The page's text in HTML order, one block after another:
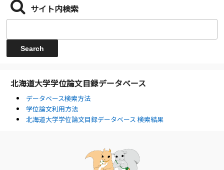
サイト内検索
北海道大学学位論文目録データベース
データベース検索方法
学位論文利用方法
北海道大学学位論文目録データベース 検索結果